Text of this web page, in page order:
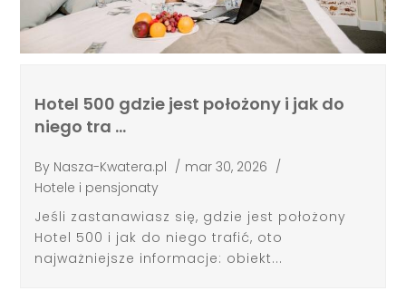
Hotel 500 gdzie jest położony i jak do
niego tra …
By Nasza-Kwatera.pl / mar 30, 2026 /
Hotele i pensjonaty
Jeśli zastanawiasz się, gdzie jest położony
Hotel 500 i jak do niego trafić, oto
najważniejsze informacje: obiekt...